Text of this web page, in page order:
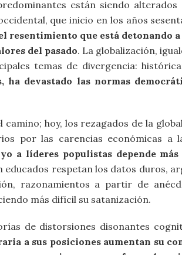
están siendo alterados
que inicio en los años
resentimiento que está detonando a
del pasado. La globalización,
temas de divergencia:
devastado las normas
hoy, los rezagados de la
por las carencias económicas a
a líderes populistas depende
educados respetan los datos duros,
razonamientos a partir de
más difícil su satanización.
de distorsiones disonantes
a sus posiciones aumentan su